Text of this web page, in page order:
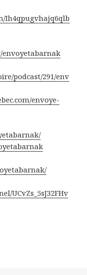
Ih4qpugvhajq6qlb
envoyetabarnak
podcast/291/env
envoye-
UCvZs_5sJ32FHv